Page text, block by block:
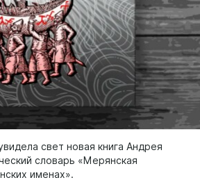
свет новая книга Андрея
словарь «Мерянская
именах».